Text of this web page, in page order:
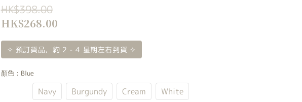
HK$398.00
HK$268.00
✧ 預訂貨品，約 2 - 4 星期左右到貨 ✧
顏色 : Blue
Navy Burgundy Cream White